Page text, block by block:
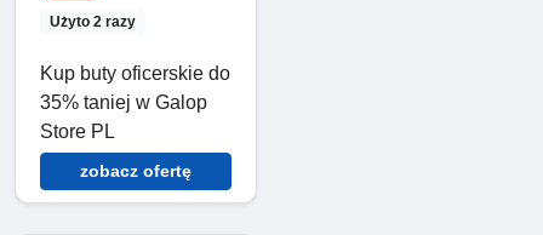
Użyto 2 razy
Kup buty oficerskie do
35% taniej w Galop
Store PL
zobacz ofertę